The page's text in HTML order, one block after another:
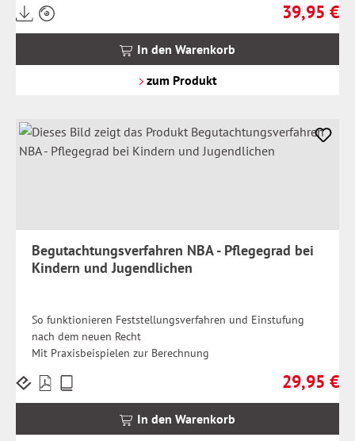
Regulärer
39,95 €
Preise
inkl.
In den Warenkorb
zum Produkt
Begutachtungsverfahren NBA - Pflegegrad bei
Kindern und Jugendlichen
So funktionieren Feststellungsverfahren und Einstufung
nach dem neuen Recht
Mit Praxisbeispielen zur Berechnung
Regulärer
29,95 €
Preise
In den Warenkorb